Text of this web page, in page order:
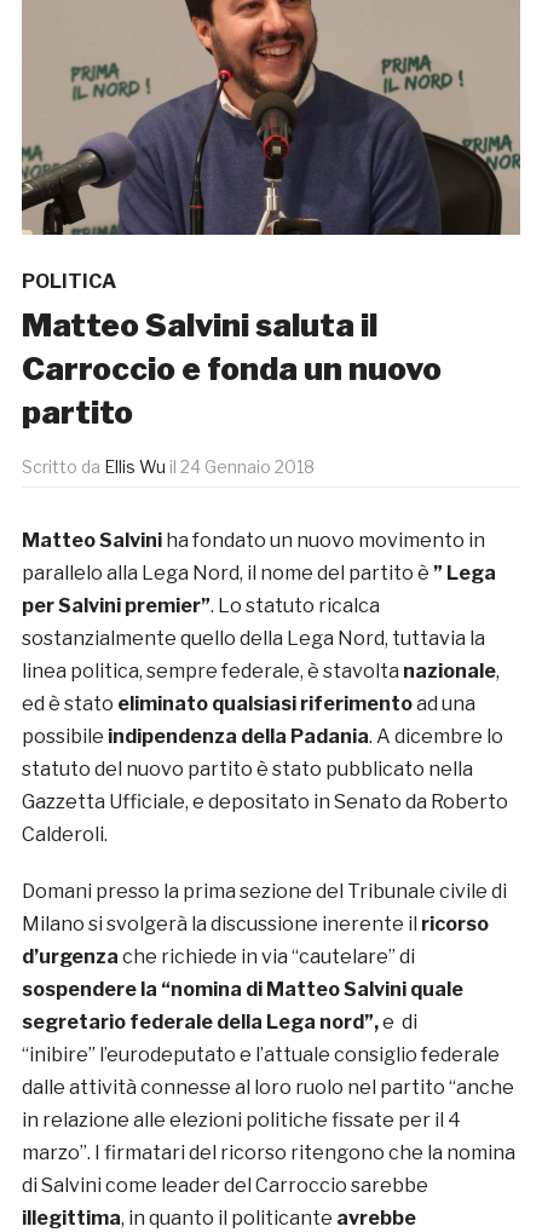
POLITICA
Matteo Salvini saluta il
Carroccio e fonda un nuovo
partito
Scritto da Ellis Wu il 24 Gennaio 2018
Matteo Salviniha fondato un nuovo movimento in
parallelo alla Lega Nord, il nome del partito è ” Lega
per Salvini premier”. Lo statuto ricalca
sostanzialmente quello della Lega Nord, tuttavia la
linea politica, sempre federale, è stavolta nazionale,
ed è stato eliminato qualsiasi riferimentoad una
possibile indipendenza della Padania. A dicembre lo
statuto del nuovo partito è stato pubblicato nella
Gazzetta Ufficiale, e depositato in Senato da Roberto
Calderoli.
Domani presso la prima sezione del Tribunale civile di
Milano si svolgerà la discussione inerente il ricorso
d’urgenza che richiede in via “cautelare” di
sospendere la “nomina di Matteo Salvini quale
segretario federale della Lega nord”,e di
“inibire” l’eurodeputato e l’attuale consiglio federale
dalle attività connesse al loro ruolo nel partito “anche
in relazione alle elezioni politiche fissate per il 4
marzo”. I firmatari del ricorso ritengono che la nomina
di Salvini come leader del Carroccio sarebbe
illegittima, in quanto il politicante avrebbe